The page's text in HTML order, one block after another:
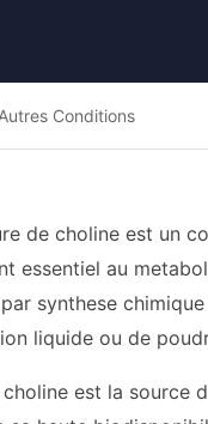
Autres Conditions
de choline est un
essentiel au
synthese
liquide ou de
est la source